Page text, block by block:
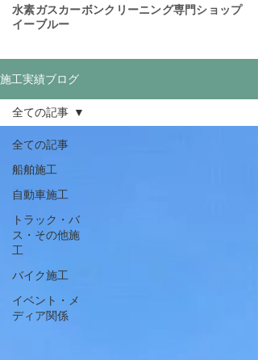
​水素ガスカーボンクリーニング専門ショップ
イーブルー
施工実績ブログ
全ての記事
船舶施工
自動車施工
トラック・バ
ス・その他施
工
バイク施工
イベント・メ
ディア関係
全ての記事